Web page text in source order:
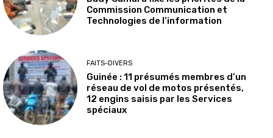
Commission Communication et
Technologies de l’information
FAITS-DIVERS
Guinée : 11 présumés membres d’un
réseau de vol de motos présentés,
12 engins saisis par les Services
spéciaux